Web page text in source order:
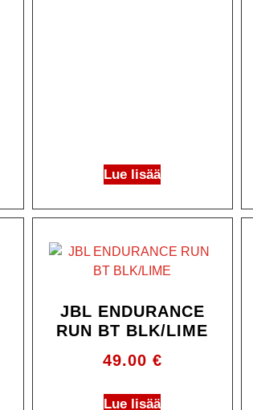
Lue lisää
JBL ENDURANCE
RUN BT BLK/LIME
49.00 €
Lue lisää